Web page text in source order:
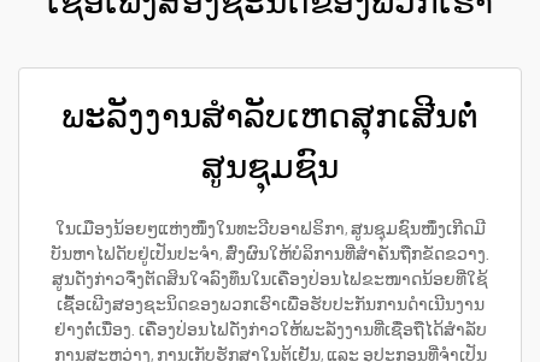
ພະລັງງານສຳລັບເຫດສຸກເສີນຕໍ່
ສູນຊຸມຊົນ
ໃນເມືອງນ້ອຍໆແຫ່ງໜຶ່ງໃນທະວີບອາຟຣິກາ, ສູນຊຸມຊົນໜຶ່ງເກີດມີ
ບັນຫາໄຟດັບຢູ່ເປັນປະຈຳ, ສົ່ງຜົນໃຫ້ບໍລິການທີ່ສຳຄັນຖືກຂັດຂວາງ.
ສູນດັ່ງກ່າວຈຶ່ງຕັດສິນໃຈລົງທຶນໃນເຄື່ອງປ່ອນໄຟຂະໜາດນ້ອຍທີ່ໃຊ້
ເຊື້ອເພີງສອງຊະນິດຂອງພວກເຮົາເພື່ອຮັບປະກັນການດຳເນີນງານ
ຢ່າງຕໍ່ເນື່ອງ. ເຄື່ອງປ່ອນໄຟດັ່ງກ່າວໃຫ້ພະລັງງານທີ່ເຊື່ອຖືໄດ້ສຳລັບ
ການສະຫວ່າງ, ການເກັບຮັກສາໃນຕູ້ເຢັນ, ແລະ ອຸປະກອນທີ່ຈຳເປັນ